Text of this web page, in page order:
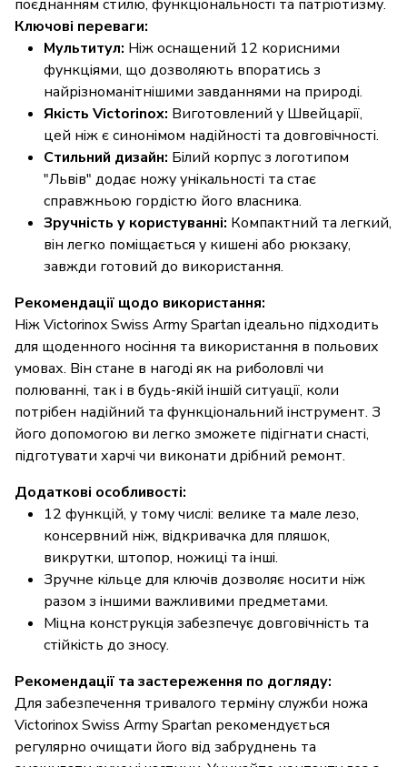
поєднанням стилю, функціональності та патріотизму.
Ключові переваги:
Мультитул: Ніж оснащений 12 корисними
функціями, що дозволяють впоратись з
найрізноманітнішими завданнями на природі.
Якість Victorinox: Виготовлений у Швейцарії,
цей ніж є синонімом надійності та довговічності.
Стильний дизайн: Білий корпус з логотипом
"Львів" додає ножу унікальності та стає
справжньою гордістю його власника.
Зручність у користуванні: Компактний та легкий,
він легко поміщається у кишені або рюкзаку,
завжди готовий до використання.
Рекомендації щодо використання:
Ніж Victorinox Swiss Army Spartan ідеально підходить
для щоденного носіння та використання в польових
умовах. Він стане в нагоді як на риболовлі чи
полюванні, так і в будь-якій іншій ситуації, коли
потрібен надійний та функціональний інструмент. З
його допомогою ви легко зможете підігнати снасті,
підготувати харчі чи виконати дрібний ремонт.
Додаткові особливості:
12 функцій, у тому числі: велике та мале лезо,
консервний ніж, відкривачка для пляшок,
викрутки, штопор, ножиці та інші.
Зручне кільце для ключів дозволяє носити ніж
разом з іншими важливими предметами.
Міцна конструкція забезпечує довговічність та
стійкість до зносу.
Рекомендації та застереження по догляду:
Для забезпечення тривалого терміну служби ножа
Victorinox Swiss Army Spartan рекомендується
регулярно очищати його від забруднень та